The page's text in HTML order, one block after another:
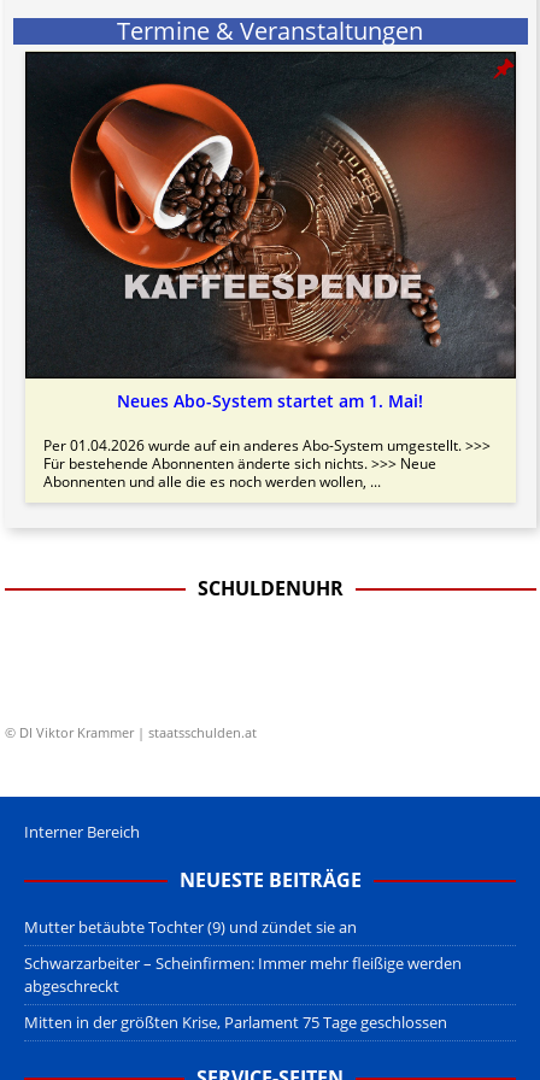
Termine & Veranstaltungen
Neues Abo-System startet am 1. Mai!
Per 01.04.2026 wurde auf ein anderes Abo-System umgestellt. >>>
Für bestehende Abonnenten änderte sich nichts. >>> Neue
Abonnenten und alle die es noch werden wollen, ...
SCHULDENUHR
© DI Viktor Krammer | staatsschulden.at
Interner Bereich
NEUESTE BEITRÄGE
Mutter betäubte Tochter (9) und zündet sie an
Schwarzarbeiter – Scheinfirmen: Immer mehr fleißige werden
abgeschreckt
Mitten in der größten Krise, Parlament 75 Tage geschlossen